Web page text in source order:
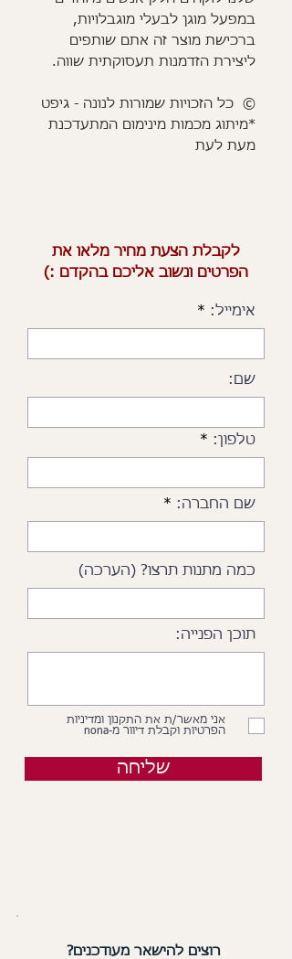
במפעל מוגן לבעלי מוגבלויות,
ברכישת מוצר זה אתם שותפים
ליצירת הזדמנות תעסוקתית שווה.
© כל הזכויות שמורות לנונה - גיפט
*מיתוג מכמות מינימום המתעדכנת
מעת לעת
לקבלת הצעת מחיר מלאו את
הפרטים ונשוב אליכם בהקדם :)
אימייל:
שם:
טלפון:
שם החברה:
כמה מתנות תרצו? (הערכה)
תוכן הפנייה:
אני מאשר/ת את התקנון ומדיניות
הפרטיות וקבלת דיוור מ-nona
שליחה
רוצים להישאר מעודכנים?